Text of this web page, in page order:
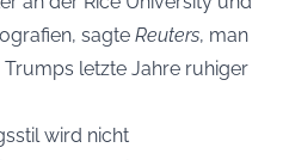
sagte Reuters, man
letzte Jahre ruhiger
wird nicht